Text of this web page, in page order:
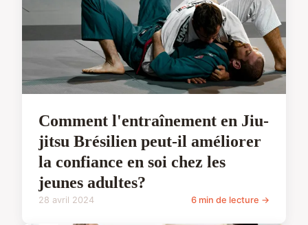
Comment l'entraînement en Jiu-
jitsu Brésilien peut-il améliorer
la confiance en soi chez les
jeunes adultes?
28 avril 2024 6 min de lecture →